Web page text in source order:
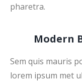
pharetra.
Modern
Sem quis mauris
lorem ipsum met